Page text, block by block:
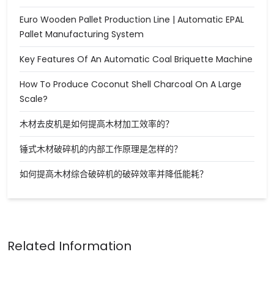
Euro Wooden Pallet Production Line | Automatic EPAL
Pallet Manufacturing System
Key Features Of An Automatic Coal Briquette Machine
How To Produce Coconut Shell Charcoal On A Large
Scale?
木材去皮机是如何提高木材加工效率的？
锤式木材破碎机的内部工作原理是怎样的？
如何提高木材综合破碎机的破碎效率并降低能耗？